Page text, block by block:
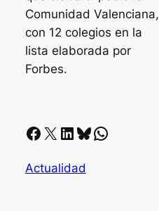
Comunidad Valenciana,
con 12 colegios en la
lista elaborada por
Forbes.
Facebook X LinkedIn Bluesky Whatsapp
Actualidad